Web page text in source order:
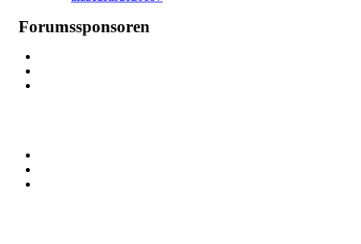
Forumssponsoren